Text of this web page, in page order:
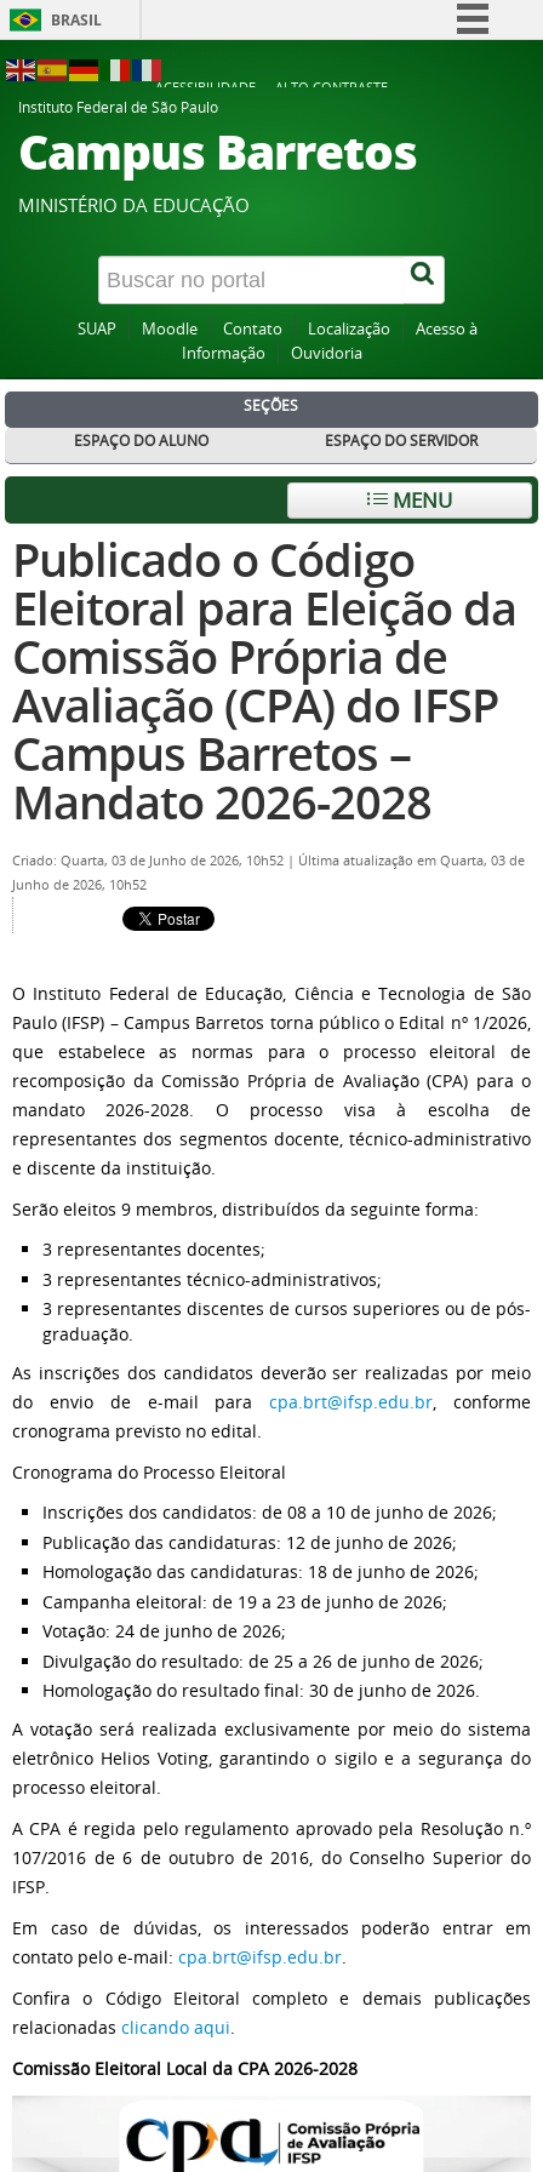
BRASIL
Participe
Acesso à informação
Canais
ACESSIBILIDADE
ALTO CONTRASTE
Instituto Federal de São Paulo
Campus Barretos
MINISTÉRIO DA EDUCAÇÃO
SUAP Moodle Contato Localização
Acesso à
Informação
Ouvidoria
SEÇÕES
ESPAÇO DO ALUNO
ESPAÇO DO SERVIDOR
MENU
Publicado o Código
Eleitoral para Eleição da
Comissão Própria de
Avaliação (CPA) do IFSP
Campus Barretos –
Mandato 2026-2028
Criado: Quarta, 03 de Junho de 2026, 10h52 | Última atualização em Quarta, 03 de
Junho de 2026, 10h52
O Instituto Federal de Educação, Ciência e Tecnologia de São
Paulo (IFSP) – Campus Barretos torna público o Edital nº 1/2026,
que estabelece as normas para o processo eleitoral de
recomposição da Comissão Própria de Avaliação (CPA) para o
mandato 2026-2028. O processo visa à escolha de
representantes dos segmentos docente, técnico-administrativo
e discente da instituição.
Serão eleitos 9 membros, distribuídos da seguinte forma:
3 representantes docentes;
3 representantes técnico-administrativos;
3 representantes discentes de cursos superiores ou de pós-
graduação.
As inscrições dos candidatos deverão ser realizadas por meio
do envio de e-mail paracpa.brt@ifsp.edu.br, conforme
cronograma previsto no edital.
Cronograma do Processo Eleitoral
Inscrições dos candidatos: de 08 a 10 de junho de 2026;
Publicação das candidaturas: 12 de junho de 2026;
Homologação das candidaturas: 18 de junho de 2026;
Campanha eleitoral: de 19 a 23 de junho de 2026;
Votação: 24 de junho de 2026;
Divulgação do resultado: de 25 a 26 de junho de 2026;
Homologação do resultado final: 30 de junho de 2026.
A votação será realizada exclusivamente por meio do sistema
eletrônico Helios Voting, garantindo o sigilo e a segurança do
processo eleitoral.
A CPA é regida pelo regulamento aprovado pela Resolução n.º
107/2016 de 6 de outubro de 2016, do Conselho Superior do
IFSP.
Em caso de dúvidas, os interessados poderão entrar em
contato pelo e-mail: cpa.brt@ifsp.edu.br.
Confira o Código Eleitoral completo e demais publicações
relacionadas clicando aqui.
Comissão Eleitoral Local da CPA 2026-2028